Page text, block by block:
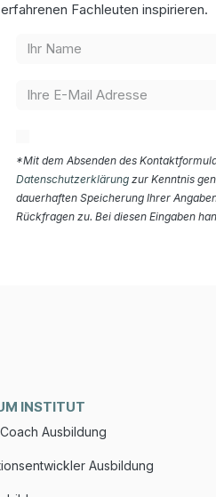
Fachleuten inspirieren.
*Mit dem Absenden des
Datenschutzerklärung zur Kenntnis
dauerhaften Speicherung Ihrer
Rückfragen zu. Bei diesen Eingaben
INSTITUT
Ausbildung
Ausbildung